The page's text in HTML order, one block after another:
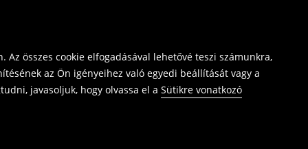
összes cookie elfogadásával lehetővé teszi számunkra,
az Ön igényeihez való egyedi beállítását vagy a
javasoljuk, hogy olvassa el a Sütikre vonatkozó